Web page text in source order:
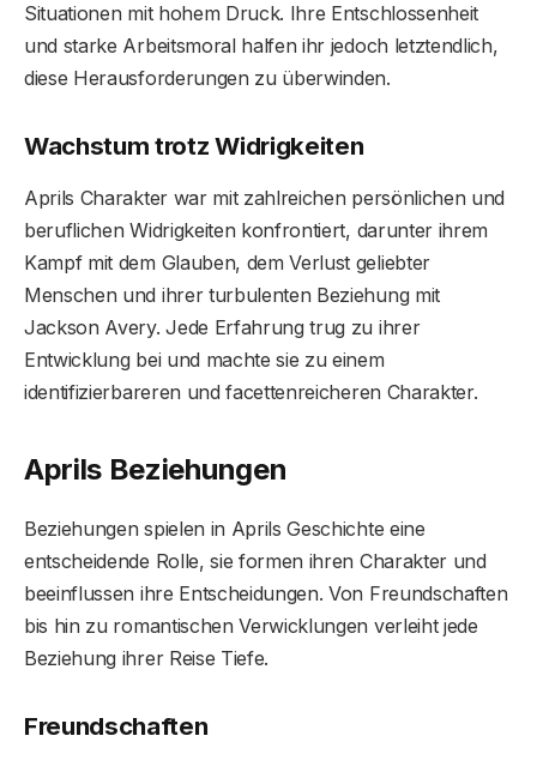
Situationen mit hohem Druck. Ihre Entschlossenheit
und starke Arbeitsmoral halfen ihr jedoch letztendlich,
diese Herausforderungen zu überwinden.
Wachstum trotz Widrigkeiten
Aprils Charakter war mit zahlreichen persönlichen und
beruflichen Widrigkeiten konfrontiert, darunter ihrem
Kampf mit dem Glauben, dem Verlust geliebter
Menschen und ihrer turbulenten Beziehung mit
Jackson Avery. Jede Erfahrung trug zu ihrer
Entwicklung bei und machte sie zu einem
identifizierbareren und facettenreicheren Charakter.
Aprils Beziehungen
Beziehungen spielen in Aprils Geschichte eine
entscheidende Rolle, sie formen ihren Charakter und
beeinflussen ihre Entscheidungen. Von Freundschaften
bis hin zu romantischen Verwicklungen verleiht jede
Beziehung ihrer Reise Tiefe.
Freundschaften